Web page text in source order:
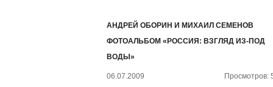
АНДРЕЙ ОБОРИН И МИХАИЛ СЕМЕНОВ
ФОТОАЛЬБОМ «РОССИЯ: ВЗГЛЯД ИЗ-ПОД
ВОДЫ»
06.07.2009 Просмотров: